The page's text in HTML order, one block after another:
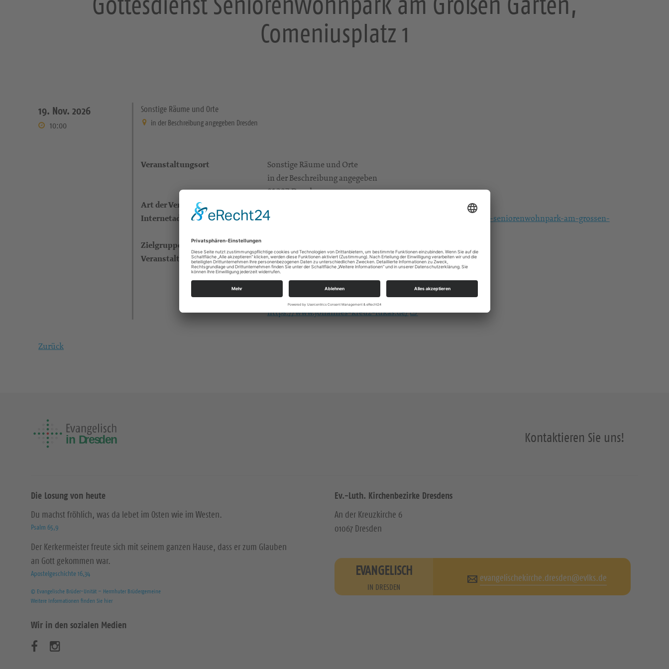
Comeniusplatz 1
19. Nov. 2026
10:00
Sonstige Räume und Orte
in der Beschreibung angegeben Dresden
Veranstaltungsort
Sonstige Räume und Orte
in der Beschreibung angegeben
01307 Dresden
Art der Veranstaltung
Internetadresse
https://landing.churchdesk.com/de/e/46133364/gottesdienst-seniorenwohnpark-am-grossen-
Zielgruppe
Veranstalter Ev.-Luth. Kirchgemeinde Johannes-Kreuz-Lukas Dresden
An der Kreuzkirche 6
01067 Dresden
kg.dresden-johannes-kreuz-lukas@evlks.de
https://www.johannes-kreuz-lukas.de/
Zurück
Kontaktieren Sie uns!
Die Losung von heute
Du machst fröhlich, was da lebet im Osten wie im Westen.
Psalm 65,9
Der Kerkermeister freute sich mit seinem ganzen Hause, dass er zum Glauben
an Gott gekommen war.
Apostelgeschichte 16,34
© Evangelische Brüder-Unität – Herrnhuter Brüdergemeine
Weitere Informationen finden Sie hier
Wir in den sozialen Medien
Ev.-Luth. Kirchenbezirke Dresdens
An der Kreuzkirche 6
01067 Dresden
EVANGELISCH
IN DRESDEN
evangelischekirche.dresden@evlks.de